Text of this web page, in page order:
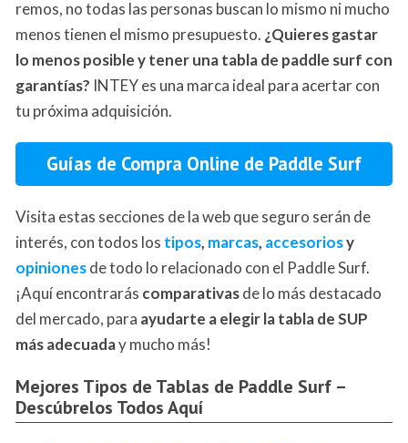
remos, no todas las personas buscan lo mismo ni mucho
menos tienen el mismo presupuesto. ¿Quieres gastar
lo menos posible y tener una tabla de paddle surf con
garantías? INTEY es una marca ideal para acertar con
tu próxima adquisición.
Guías de Compra Online de Paddle Surf
Visita estas secciones de la web que seguro serán de
interés, con todos los tipos, marcas, accesoriosy
opinionesde todo lo relacionado con el Paddle Surf.
¡Aquí encontrarás comparativasde lo más destacado
del mercado, para ayudarte a elegir la tabla de SUP
más adecuaday mucho más!
Mejores Tipos de Tablas de Paddle Surf –
Descúbrelos Todos Aquí